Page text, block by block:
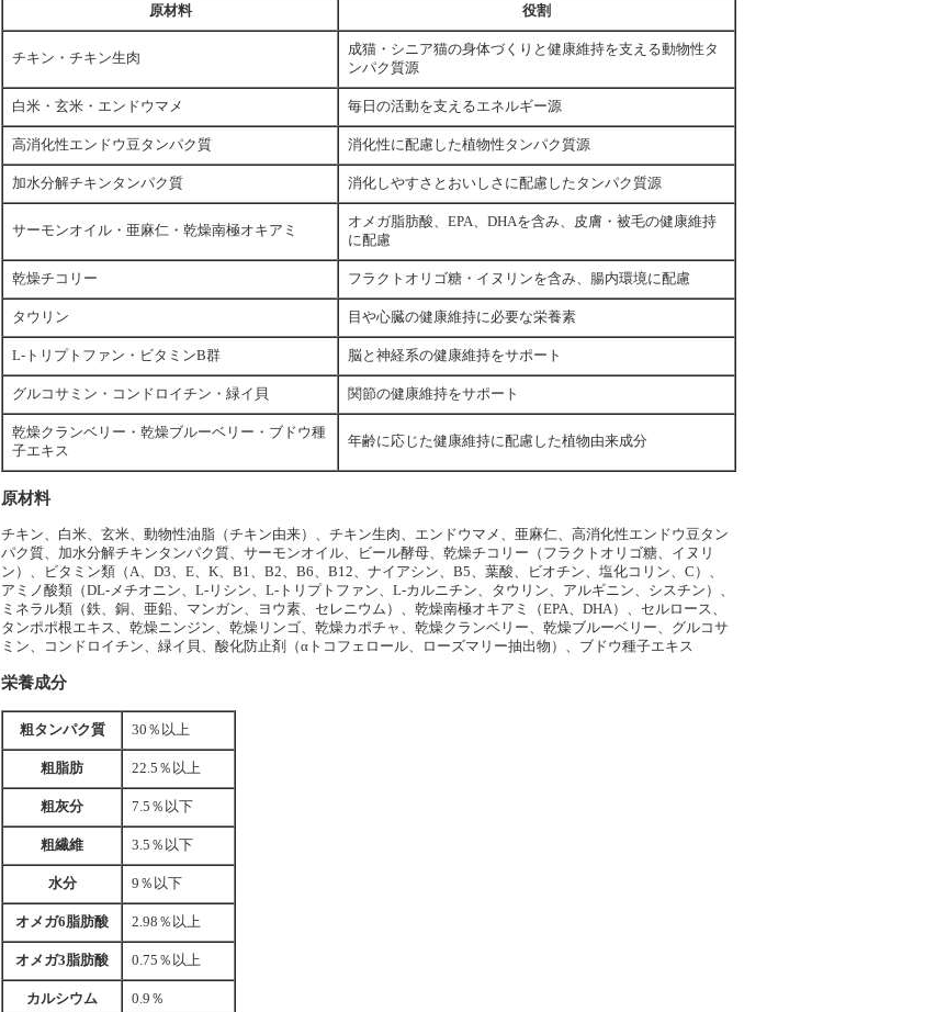
原材料 役割
チキン・チキン生肉
成猫・シニア猫の身体づくりと健康維持を支える動物性タ
ンパク質源
白米・玄米・エンドウマメ 毎日の活動を支えるエネルギー源
高消化性エンドウ豆タンパク質 消化性に配慮した植物性タンパク質源
加水分解チキンタンパク質 消化しやすさとおいしさに配慮したタンパク質源
サーモンオイル・亜麻仁・乾燥南極オキアミ
オメガ脂肪酸、EPA、DHAを含み、皮膚・被毛の健康維持
に配慮
乾燥チコリー フラクトオリゴ糖・イヌリンを含み、腸内環境に配慮
タウリン 目や心臓の健康維持に必要な栄養素
L-トリプトファン・ビタミンB群 脳と神経系の健康維持をサポート
グルコサミン・コンドロイチン・緑イ貝 関節の健康維持をサポート
乾燥クランベリー・乾燥ブルーベリー・ブドウ種
子エキス
年齢に応じた健康維持に配慮した植物由来成分
原材料
チキン、白米、玄米、動物性油脂（チキン由来）、チキン生肉、エンドウマメ、亜麻仁、高消化性エンドウ豆タン
パク質、加水分解チキンタンパク質、サーモンオイル、ビール酵母、乾燥チコリー（フラクトオリゴ糖、イヌリ
ン）、ビタミン類（A、D3、E、K、B1、B2、B6、B12、ナイアシン、B5、葉酸、ビオチン、塩化コリン、C）、
アミノ酸類（DL-メチオニン、L-リシン、L-トリプトファン、L-カルニチン、タウリン、アルギニン、シスチン）、
ミネラル類（鉄、銅、亜鉛、マンガン、ヨウ素、セレニウム）、乾燥南極オキアミ（EPA、DHA）、セルロース、
タンポポ根エキス、乾燥ニンジン、乾燥リンゴ、乾燥カポチャ、乾燥クランベリー、乾燥ブルーベリー、グルコサ
ミン、コンドロイチン、緑イ貝、酸化防止剤（αトコフェロール、ローズマリー抽出物）、ブドウ種子エキス
栄養成分
粗タンパク質 30％以上
粗脂肪 22.5％以上
粗灰分 7.5％以下
粗繊維 3.5％以下
水分 9％以下
オメガ6脂肪酸 2.98％以上
オメガ3脂肪酸 0.75％以上
カルシウム 0.9％